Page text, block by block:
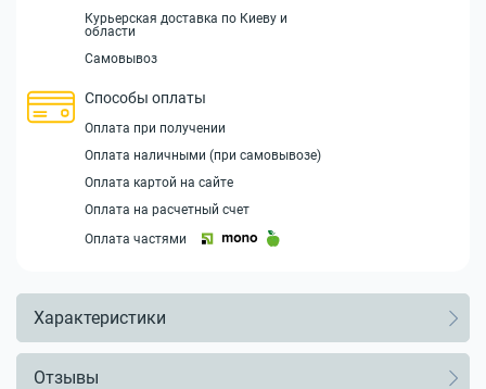
Курьерская доставка по Киеву и
области
Самовывоз
Способы оплаты
Оплата при получении
Оплата наличными (при самовывозе)
Оплата картой на сайте
Оплата на расчетный счет
Оплата частями
Характеристики
Отзывы